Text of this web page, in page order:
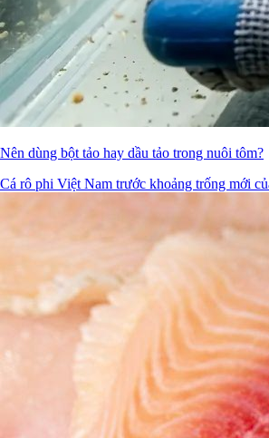
Nên dùng bột tảo hay dầu tảo trong nuôi tôm?
Cá rô phi Việt Nam trước khoảng trống mới